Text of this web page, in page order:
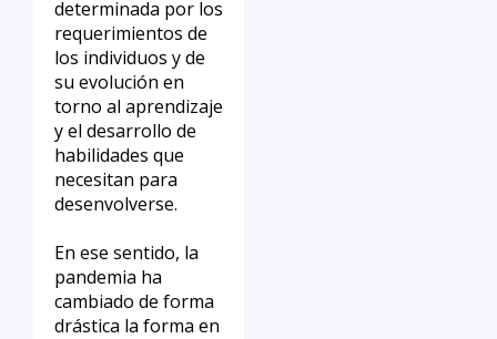
determinada por los
requerimientos de
los individuos y de
su evolución en
torno al aprendizaje
y el desarrollo de
habilidades que
necesitan para
desenvolverse.
En ese sentido, la
pandemia ha
cambiado de forma
drástica la forma en